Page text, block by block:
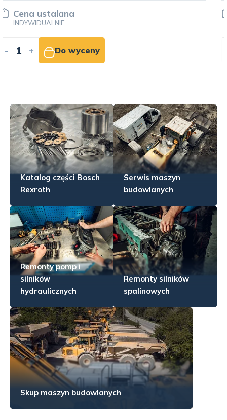
Cena ustalana
INDYWIDUALNIE
- + Do wyceny
Katalog części Bosch
Rexroth
Serwis maszyn
budowlanych
Remonty pomp i
silników
hydraulicznych
Remonty silników
spalinowych
Skup maszyn budowlanych